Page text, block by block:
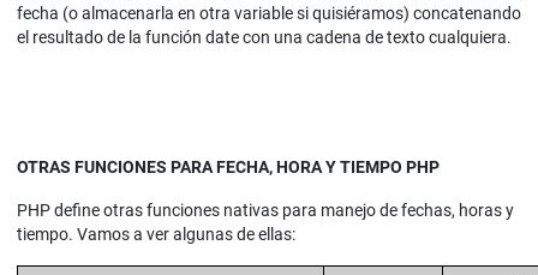
fecha (o almacenarla en otra variable si quisiéramos) concatenando
el resultado de la función date con una cadena de texto cualquiera.
OTRAS FUNCIONES PARA FECHA, HORA Y TIEMPO PHP
PHP define otras funciones nativas para manejo de fechas, horas y
tiempo. Vamos a ver algunas de ellas: